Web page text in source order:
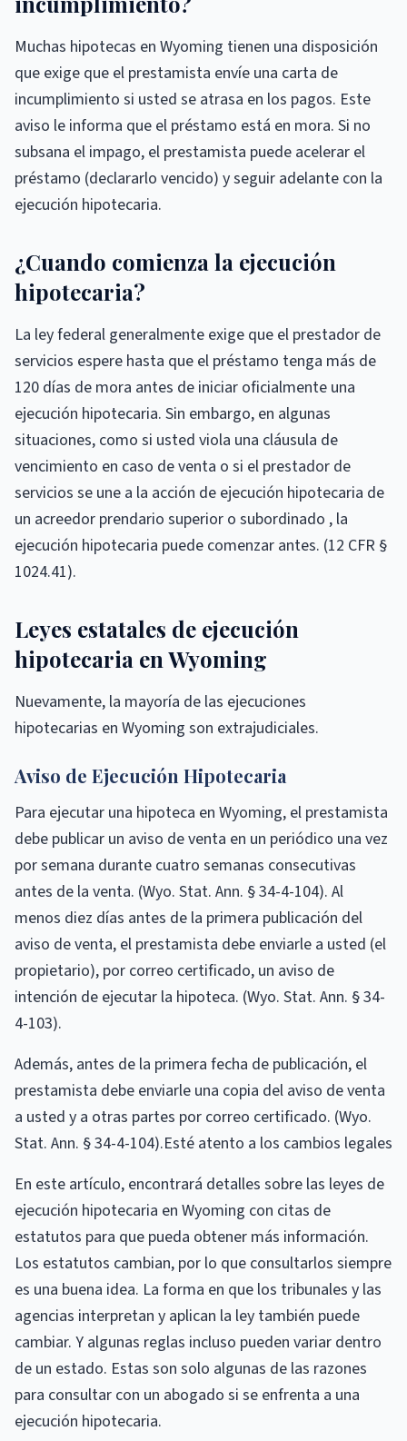
Muchas hipotecas en Wyoming tienen una disposición
que exige que el prestamista envíe una carta de
incumplimiento si usted se atrasa en los pagos. Este
aviso le informa que el préstamo está en mora. Si no
subsana el impago, el prestamista puede acelerar el
préstamo (declararlo vencido) y seguir adelante con la
ejecución hipotecaria.
¿Cuando comienza la ejecución
hipotecaria?
La ley federal generalmente exige que el prestador de
servicios espere hasta que el préstamo tenga más de
120 días de mora antes de iniciar oficialmente una
ejecución hipotecaria. Sin embargo, en algunas
situaciones, como si usted viola una cláusula de
vencimiento en caso de venta o si el prestador de
servicios se une a la acción de ejecución hipotecaria de
un acreedor prendario superior o subordinado , la
ejecución hipotecaria puede comenzar antes. (12 CFR §
1024.41).
Leyes estatales de ejecución
hipotecaria en Wyoming
Nuevamente, la mayoría de las ejecuciones
hipotecarias en Wyoming son extrajudiciales.
Aviso de Ejecución Hipotecaria
Para ejecutar una hipoteca en Wyoming, el prestamista
debe publicar un aviso de venta en un periódico una vez
por semana durante cuatro semanas consecutivas
antes de la venta. (Wyo. Stat. Ann. § 34-4-104). Al
menos diez días antes de la primera publicación del
aviso de venta, el prestamista debe enviarle a usted (el
propietario), por correo certificado, un aviso de
intención de ejecutar la hipoteca. (Wyo. Stat. Ann. § 34-
4-103).
Además, antes de la primera fecha de publicación, el
prestamista debe enviarle una copia del aviso de venta
a usted y a otras partes por correo certificado. (Wyo.
Stat. Ann. § 34-4-104).Esté atento a los cambios legales
En este artículo, encontrará detalles sobre las leyes de
ejecución hipotecaria en Wyoming con citas de
estatutos para que pueda obtener más información.
Los estatutos cambian, por lo que consultarlos siempre
es una buena idea. La forma en que los tribunales y las
agencias interpretan y aplican la ley también puede
cambiar. Y algunas reglas incluso pueden variar dentro
de un estado. Estas son solo algunas de las razones
para consultar con un abogado si se enfrenta a una
ejecución hipotecaria.